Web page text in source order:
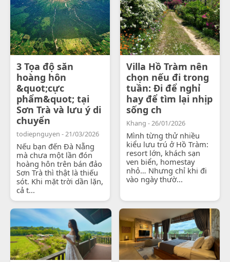
3 Tọa độ săn
hoàng hôn
&quot;cực
phẩm&quot; tại
Sơn Trà và lưu ý di
chuyển
todiepnguyen - 21/03/2026
Nếu bạn đến Đà Nẵng
mà chưa một lần đón
hoàng hôn trên bán đảo
Sơn Trà thì thật là thiếu
sót. Khi mặt trời dần lặn,
cả t...
Villa Hồ Tràm nên
chọn nếu đi trong
tuần: Đi để nghỉ
hay để tìm lại nhịp
sống ch
Khang - 26/01/2026
Mình từng thử nhiều
kiểu lưu trú ở Hồ Tràm:
resort lớn, khách sạn
ven biển, homestay
nhỏ… Nhưng chỉ khi đi
vào ngày thườ...